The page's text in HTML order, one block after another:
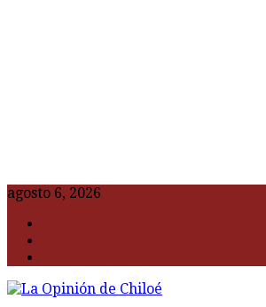
agosto 6, 2026